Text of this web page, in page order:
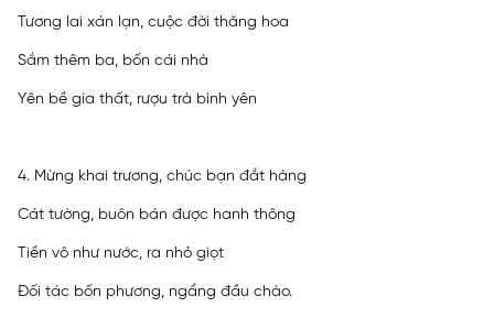
Tương lai xán lạn, cuộc đời thăng hoa
Sắm thêm ba, bốn cái nhà
Yên bề gia thất, rượu trà bình yên
4. Mừng khai trương, chúc bạn đắt hàng
Cát tường, buôn bán được hanh thông
Tiền vô như nước, ra nhỏ giọt
Đối tác bốn phương, ngẩng đầu chào.